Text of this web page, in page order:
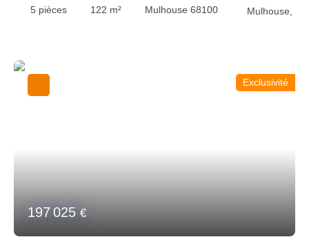
et garage
5 pièces 122 m² Mulhouse 68100 Mulhouse,
197 025 €
Exclusivité